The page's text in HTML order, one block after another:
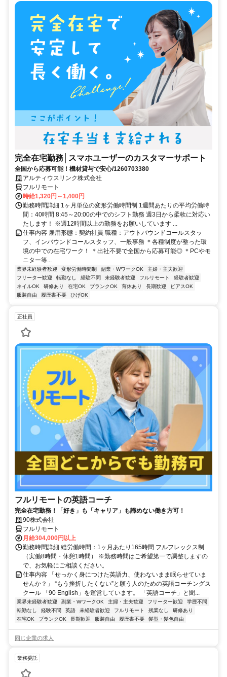
完全在宅勤務│スマホユーザーのカスタマーサポート
全国から応募可能！機材貸与で安心/1260703380
アルティウスリンク株式会社
フルリモート
時給1,320円～1,400円
勤務時間詳細 1ヶ月単位の変形労働時間制 1週間あたりの平均労働時
間：40時間 8:45～20:00の中でのシフト勤務 週3日から柔軟に対応い
たします！ ※週12時間以上の勤務をお願いしています ...
仕事内容 雇用形態：契約社員 職種：アウトバウンドコールスタッ
フ、インバウンドコールスタッフ、一般事務 ＊各種制度が整った環
境の中での在宅ワーク！ ＊出社不要で全国から応募可能◎ ＊PCやモ
ニター等...
業界未経験者歓迎 変形労働時間制 副業・WワークOK
主婦・主夫歓迎
フリーター歓迎
転勤なし 経験不問 未経験者歓迎 フルリモート
経験者歓迎
ネイルOK
研修あり 在宅OK ブランクOK 育休あり 長期歓迎
ピアスOK
服装自由
履歴書不要 ひげOK
正社員
フルリモートの英語コーチ
完全在宅勤務！「好き」も「キャリア」も諦めない働き方可！
90株式会社
フルリモート
月給304,000円以上
勤務時間詳細 総労働時間：1ヶ月あたり165時間 フルフレックス制
（実働8時間・休憩1時間） ※勤務時間はご希望第一で調整しますの
で、お気軽にご相談ください。
仕事内容 「せっかく身につけた英語力、使わないまま眠らせていま
せんか？」 “もう挫折したくない”と願う人のための英語コーチングス
クール 「90 English」を運営しています。 「英語コーチ」と聞...
業界未経験者歓迎 副業・WワークOK 主婦・主夫歓迎 フリーター歓迎
学歴不問
転勤なし
経験不問 英語 未経験者歓迎 フルリモート 残業なし
研修あり
在宅OK
ブランクOK 長期歓迎 服装自由 履歴書不要 髪型・髪色自由
同じ企業の求人
業務委託